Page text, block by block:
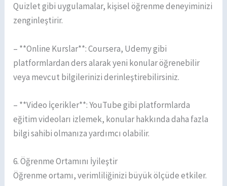
Quizlet gibi uygulamalar, kişisel öğrenme deneyiminizi
zenginleştirir.
– **Online Kurslar**: Coursera, Udemy gibi
platformlardan ders alarak yeni konular öğrenebilir
veya mevcut bilgilerinizi derinleştirebilirsiniz.
– **Video İçerikler**: YouTube gibi platformlarda
eğitim videoları izlemek, konular hakkında daha fazla
bilgi sahibi olmanıza yardımcı olabilir.
6. Öğrenme Ortamını İyileştir
Öğrenme ortamı, verimliliğinizi büyük ölçüde etkiler.